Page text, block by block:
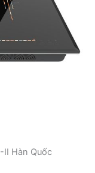
Hàn Quốc